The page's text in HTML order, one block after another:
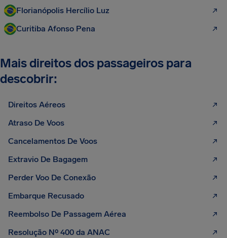
Florianópolis Hercílio Luz
Curitiba Afonso Pena
Mais direitos dos passageiros para
descobrir:
Direitos Aéreos
Atraso De Voos
Cancelamentos De Voos
Extravio De Bagagem
Perder Voo De Conexão
Embarque Recusado
Reembolso De Passagem Aérea
Resolução Nº 400 da ANAC